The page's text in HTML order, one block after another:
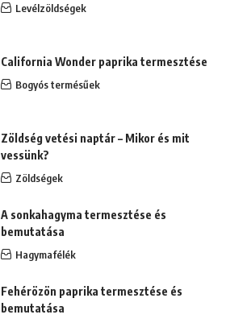
Levélzöldségek
California Wonder paprika termesztése
Bogyós termésűek
Zöldség vetési naptár – Mikor és mit
vessünk?
Zöldségek
A sonkahagyma termesztése és
bemutatása
Hagymafélék
Fehérözön paprika termesztése és
bemutatása